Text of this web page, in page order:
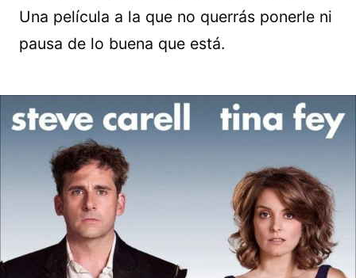
Una película a la que no querrás ponerle ni
pausa de lo buena que está.